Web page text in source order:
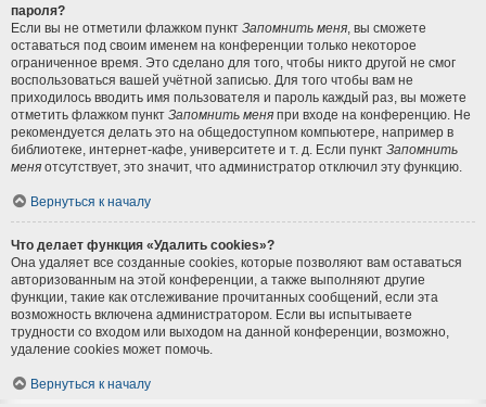
пароля?
Если вы не отметили флажком пункт Запомнить меня, вы сможете
оставаться под своим именем на конференции только некоторое
ограниченное время. Это сделано для того, чтобы никто другой не смог
воспользоваться вашей учётной записью. Для того чтобы вам не
приходилось вводить имя пользователя и пароль каждый раз, вы можете
отметить флажком пункт Запомнить меня при входе на конференцию. Не
рекомендуется делать это на общедоступном компьютере, например в
библиотеке, интернет-кафе, университете и т. д. Если пункт Запомнить
меня отсутствует, это значит, что администратор отключил эту функцию.
Вернуться к началу
Что делает функция «Удалить cookies»?
Она удаляет все созданные cookies, которые позволяют вам оставаться
авторизованным на этой конференции, а также выполняют другие
функции, такие как отслеживание прочитанных сообщений, если эта
возможность включена администратором. Если вы испытываете
трудности со входом или выходом на данной конференции, возможно,
удаление cookies может помочь.
Вернуться к началу